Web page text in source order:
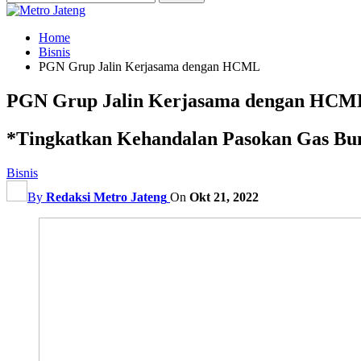
Home
Bisnis
PGN Grup Jalin Kerjasama dengan HCML
PGN Grup Jalin Kerjasama dengan
*Tingkatkan Kehandalan Pasokan Gas
Bisnis
By Redaksi Metro Jateng On Okt 21, 2022